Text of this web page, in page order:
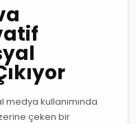
medya kullanımında
çeken bir